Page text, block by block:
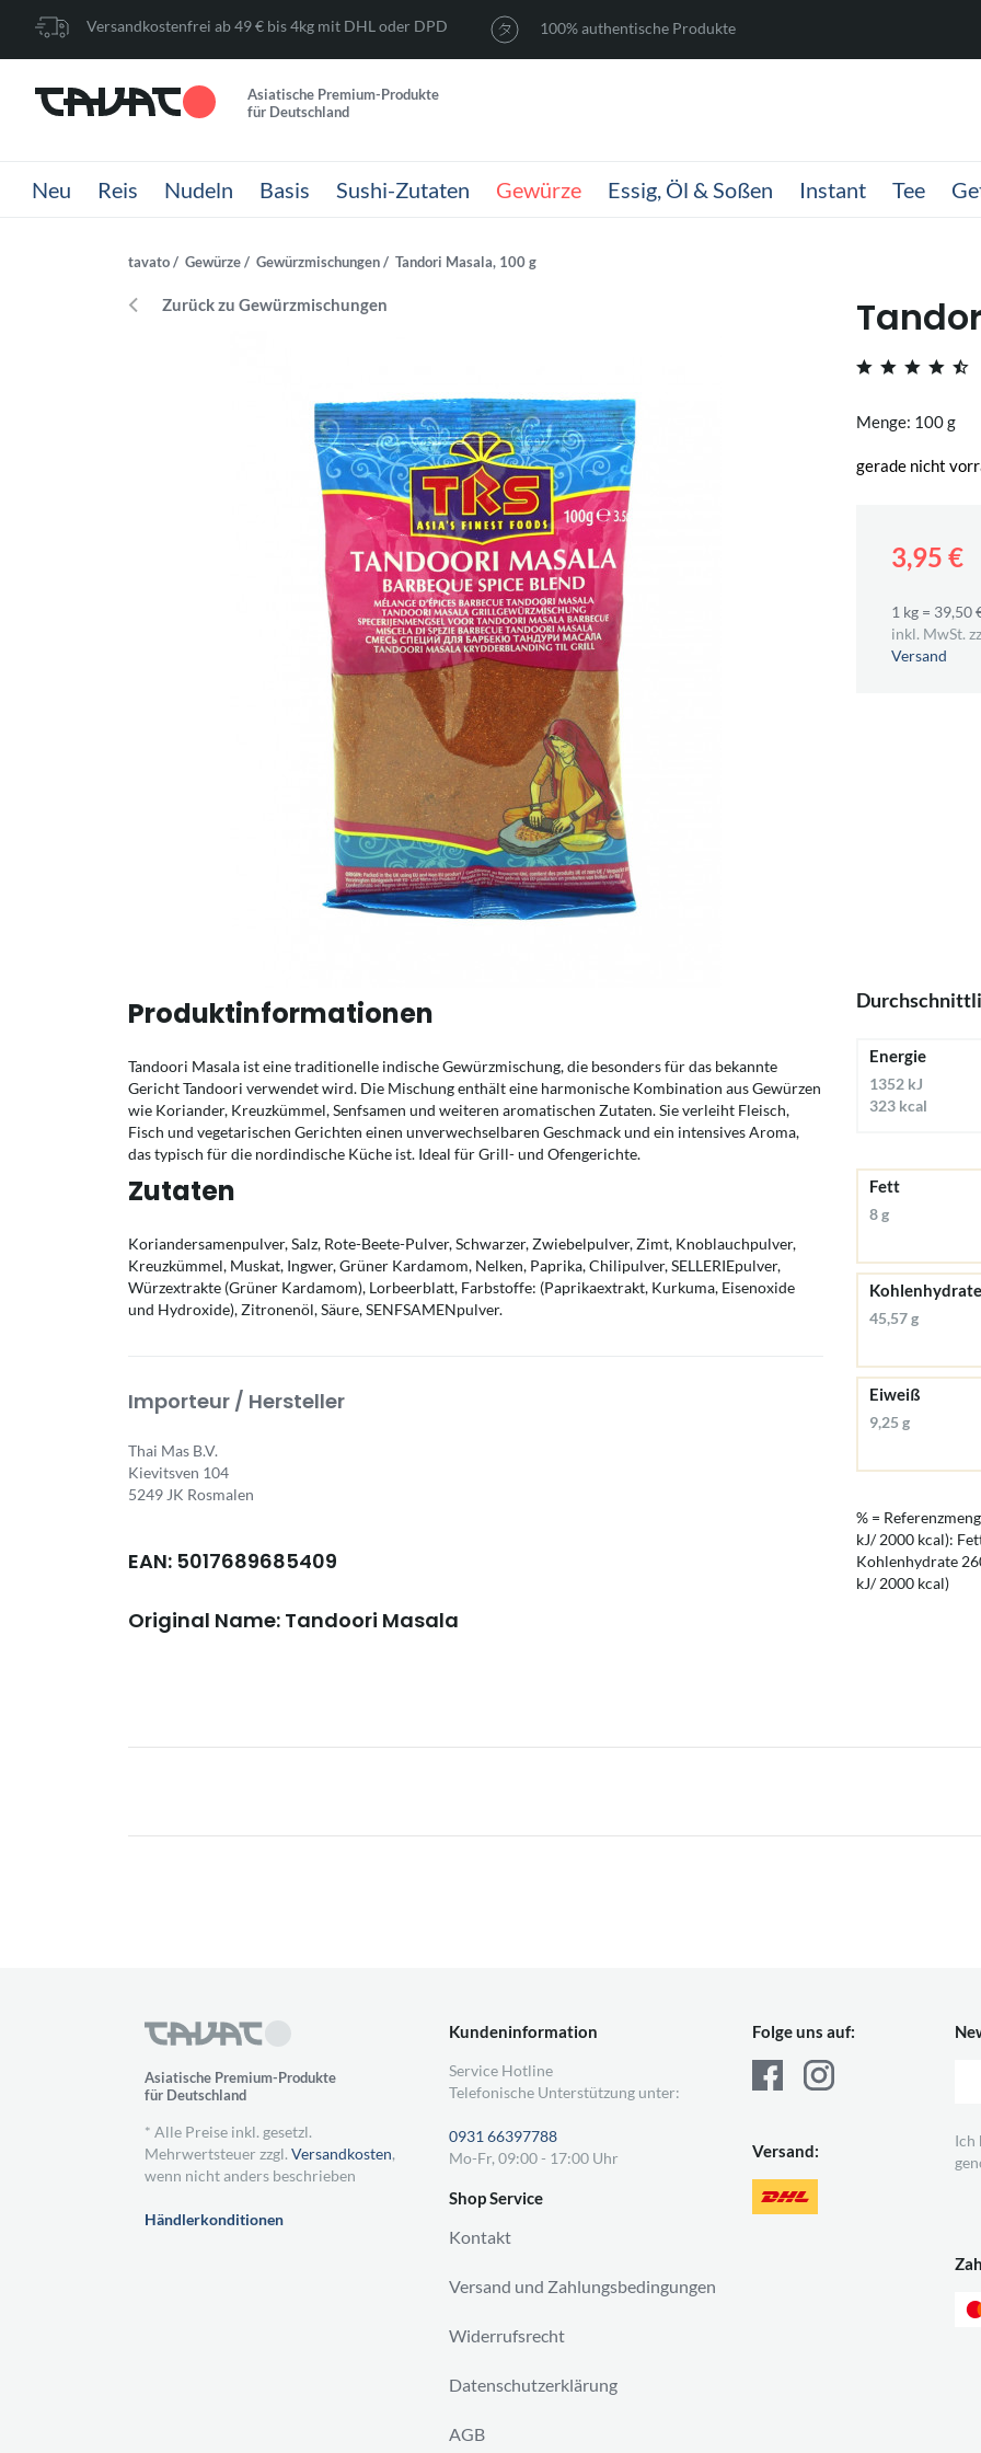
Versandkostenfrei ab 49 € bis 4kg mit DHL oder DPD 100% authentische Produkte
Asiatische Premium-Produkte
für Deutschland
Neu Reis Nudeln Basis Sushi-Zutaten Gewürze Essig, Öl & Soßen Instant Tee
tavato Gewürze Gewürzmischungen Tandori Masala, 100 g
Zurück zu Gewürzmischungen
Menge: 100 g
gerade nicht
3,95 €
1 kg = 39,50
inkl. MwSt.
Versand
Produktinformationen
Tandoori Masala ist eine traditionelle indische Gewürzmischung, die besonders für das bekannte
Gericht Tandoori verwendet wird. Die Mischung enthält eine harmonische Kombination aus Gewürzen
wie Koriander, Kreuzkümmel, Senfsamen und weiteren aromatischen Zutaten. Sie verleiht Fleisch,
Fisch und vegetarischen Gerichten einen unverwechselbaren Geschmack und ein intensives Aroma,
das typisch für die nordindische Küche ist. Ideal für Grill- und Ofengerichte.
Zutaten
Koriandersamenpulver, Salz, Rote-Beete-Pulver, Schwarzer, Zwiebelpulver, Zimt, Knoblauchpulver,
Kreuzkümmel, Muskat, Ingwer, Grüner Kardamom, Nelken, Paprika, Chilipulver, SELLERIEpulver,
Würzextrakte (Grüner Kardamom), Lorbeerblatt, Farbstoffe: (Paprikaextrakt, Kurkuma, Eisenoxide
und Hydroxide), Zitronenöl, Säure, SENFSAMENpulver.
Importeur / Hersteller
Thai Mas B.V.
Kievitsven 104
5249 JK Rosmalen
EAN: 5017689685409
Original Name: Tandoori Masala
Energie
1352 kJ
323 kcal
Fett
8 g
Kohlenhydrate
45,57 g
Eiweiß
9,25 g
% =
kJ/ 2000 kcal):
Kohlenhydrate
kJ/ 2000 kcal)
Asiatische Premium-Produkte
für Deutschland
* Alle Preise inkl. gesetzl.
Mehrwertsteuer zzgl. Versandkosten,
wenn nicht anders beschrieben
Händlerkonditionen
Kundeninformation
Service Hotline
Telefonische Unterstützung unter:
0931 66397788
Mo-Fr, 09:00 - 17:00 Uhr
Shop Service
Kontakt
Versand und Zahlungsbedingungen
Widerrufsrecht
Datenschutzerklärung
AGB
Folge uns auf:
Versand:
Ich